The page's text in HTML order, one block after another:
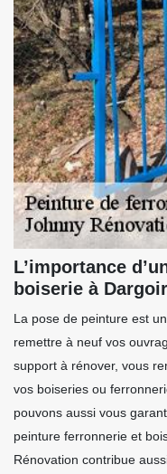
L’importance
boiserie à
La pose de peinture est
remettre à neuf vos
support à rénover, vous
vos boiseries ou
pouvons aussi vous
peinture ferronnerie et
Rénovation contribue